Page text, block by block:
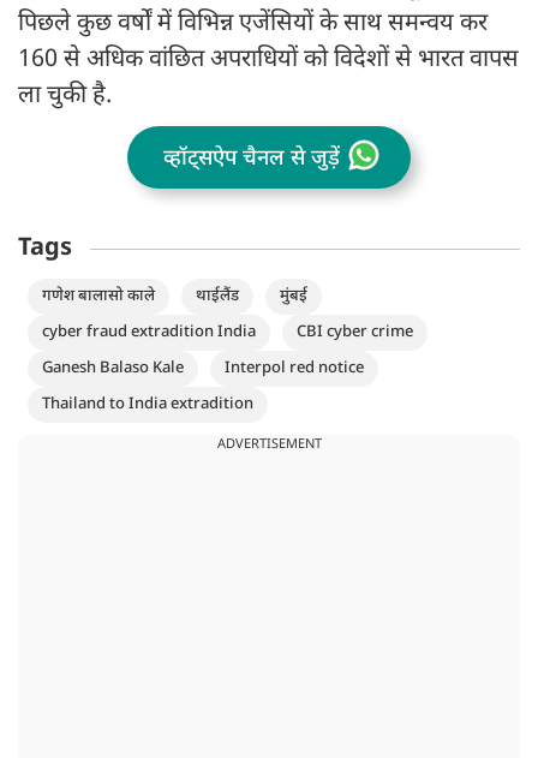
पिछले कुछ वर्षों में विभिन्न एजेंसियों के साथ समन्वय कर
160 से अधिक वांछित अपराधियों को विदेशों से भारत वापस
ला चुकी है.
व्हॉट्सऐप चैनल से जुड़ें
Tags
गणेश बालासो काले थाईलैंड
मुंबई
cyber fraud extradition India
CBI cyber crime
Ganesh Balaso Kale
Interpol red notice
Thailand to India extradition
ADVERTISEMENT